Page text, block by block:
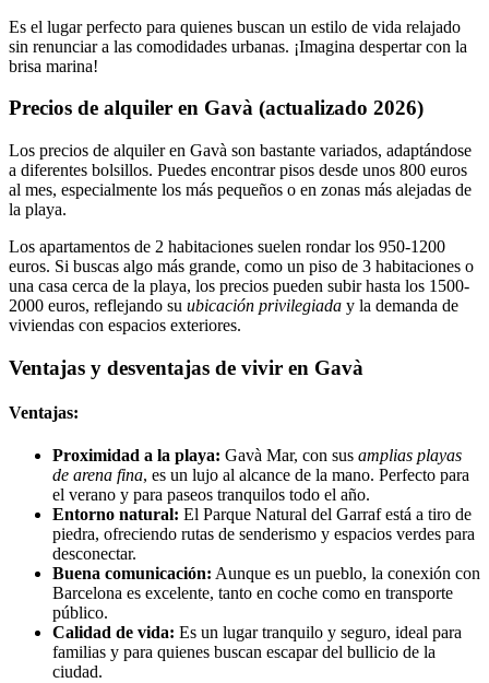
Es el lugar perfecto para quienes buscan un estilo de vida relajado
sin renunciar a las comodidades urbanas. ¡Imagina despertar con la
brisa marina!
Precios de alquiler en Gavà (actualizado 2026)
Los precios de alquiler en Gavà son bastante variados, adaptándose
a diferentes bolsillos. Puedes encontrar pisos desde unos 800 euros
al mes, especialmente los más pequeños o en zonas más alejadas de
la playa.
Los apartamentos de 2 habitaciones suelen rondar los 950-1200
euros. Si buscas algo más grande, como un piso de 3 habitaciones o
una casa cerca de la playa, los precios pueden subir hasta los 1500-
2000 euros, reflejando su ubicación privilegiada y la demanda de
viviendas con espacios exteriores.
Ventajas y desventajas de vivir en Gavà
Ventajas:
Proximidad a la playa: Gavà Mar, con sus amplias playas
de arena fina, es un lujo al alcance de la mano. Perfecto para
el verano y para paseos tranquilos todo el año.
Entorno natural: El Parque Natural del Garraf está a tiro de
piedra, ofreciendo rutas de senderismo y espacios verdes para
desconectar.
Buena comunicación: Aunque es un pueblo, la conexión con
Barcelona es excelente, tanto en coche como en transporte
público.
Calidad de vida: Es un lugar tranquilo y seguro, ideal para
familias y para quienes buscan escapar del bullicio de la
ciudad.